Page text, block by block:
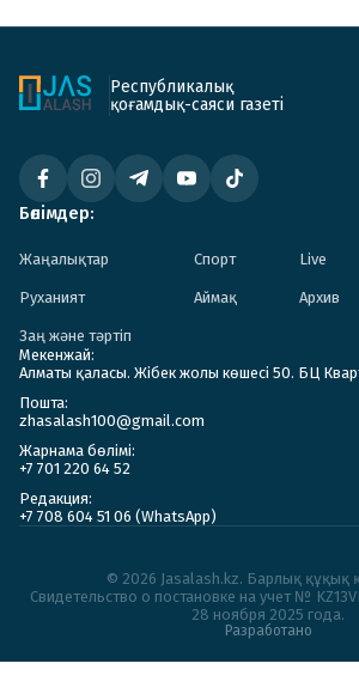
Пошта
Республикалық
қоғамдық-саяси газеті
Бөлімдер:
Жаңалықтар Спорт Live
Руханият Аймақ Архив
Заң және тәртіп
Мекенжай:
Алматы қаласы. Жібек жолы көшесі 50. БЦ
Пошта:
zhasalash100@gmail.com
Жарнама бөлімі:
+7 701 220 64 52
Редакция:
+7 708 604 51 06 (WhatsApp)
© 2026 Jasalash.kz. Барлық құқық
Cвидетельство о постановке на учет №
28 ноября 2025 года.
Разработано